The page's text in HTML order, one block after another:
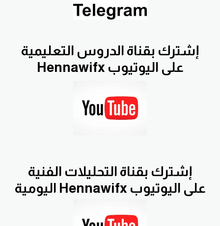
إشترك بقناة الدروس التعليمية
Hennawifx على اليوتيوب
إشترك بقناة التحليلات الفنية
اليومية Hennawifx على اليوتيوب